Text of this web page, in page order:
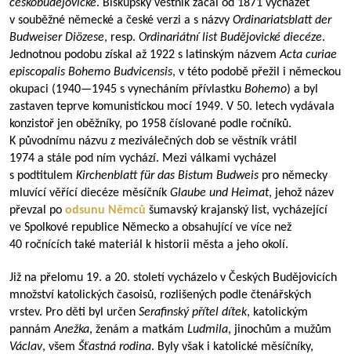
českobudějovické. Biskupský věstník začal od 1871 vycházet
v souběžné německé a české verzi a s názvy Ordinariatsblatt der
Budweiser Diözese, resp. Ordinariátní list Budějovické diecéze.
Jednotnou podobu získal až 1922 s latinským názvemActa curiae
episcopalis Bohemo Budvicensis, v této podobě přežil i německou
okupaci (1940—1945 s vynecháním přívlastku Bohemo) a byl
zastaven teprve komunistickou mocí 1949. V 50. letech vydávala
konzistoř jen oběžníky, po 1958 číslované podle ročníků.
K původnímu názvu z meziválečných dob se věstník vrátil
1974 a stále pod ním vychází. Mezi válkami vycházel
s podtitulem Kirchenblatt für das Bistum Budweis pro německy
mluvící věřící diecéze měsíčník Glaube und Heimat, jehož název
převzal po odsunu Němců šumavský krajanský list, vycházející
ve Spolkové republice Německo a obsahující ve více než
40 ročnících také materiál k historii města a jeho okolí.
Již na přelomu 19. a 20. století vycházelo v Českých Budějovicích
množství katolických časoisů, rozlišených podle čtenářských
vrstev. Pro děti byl určen Serafinský přítel dítek, katolickým
pannámAnežka, ženám a matkám Ludmila, jinochům a mužům
Václav, všem Šťastná rodina. Byly však i katolické měsíčníky,